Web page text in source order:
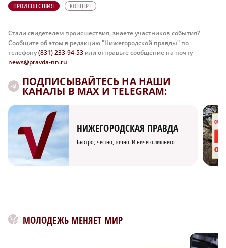
ПРОИСШЕСТВИЯ КОНЦЕРТ
Стали свидетелем происшествия, знаете участников события?
Сообщите об этом в редакцию "Нижегородской правды" по
телефону(831) 233-94-53 или отправьте сообщение на почту
news@pravda-nn.ru
ПОДПИСЫВАЙТЕСЬ НА НАШИ
КАНАЛЫ В MAX И TELEGRAM:
НИЖЕГОРОДСКАЯ ПРАВДА
Быстро, честно, точно. И ничего лишнего
МОЛОДЕЖЬ МЕНЯЕТ МИР